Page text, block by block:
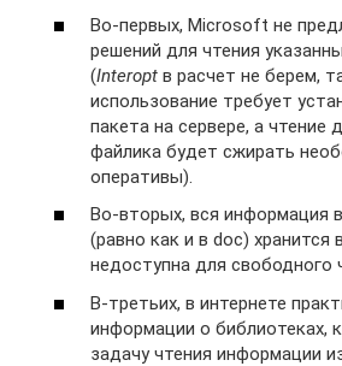
Во-первых, Microsoft не
решений для чтения
(Interopt в расчет не берем,
использование требует
пакета на сервере, а чтение
файлика будет сжирать
оперативы).
Во-вторых, вся информация
(равно как и в doc) хранится
недоступна для свободного
В-третьих, в интернете
информации о библиотеках,
задачу чтения информации